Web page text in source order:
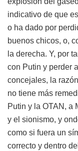
indicativo de que
o ha dado por
buenos chicos, o,
la derecha. Y, por
con Putin y perder
concejales, la
no tiene más
Putin y la OTAN, a
y el sionismo, y
como si fuera un
correcto y dentro